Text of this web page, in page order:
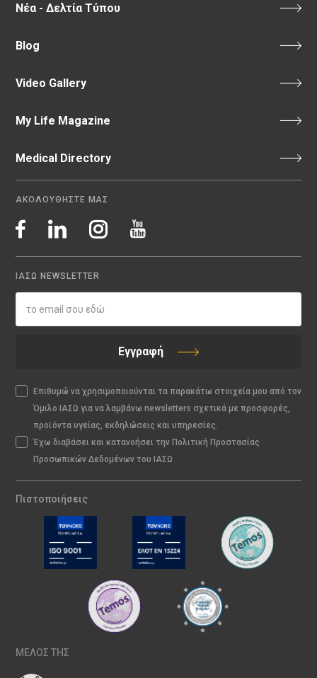
Νέα - Δελτία Τύπου
Blog
Video Gallery
My Life Magazine
Medical Directory
ΑΚΟΛΟΥΘΗΣΤΕ ΜΑΣ
ΙΑΣΩ NEWSLETTER
Εγγραφή
Επιθυμώ να χρησιμοποιούνται τα παρακάτω στοιχεία μου από τον
Όμιλο ΙΑΣΩ για να λαμβάνω newsletters σχετικά με προσφορές,
προϊόντα υγείας, εκδηλώσεις και υπηρεσίες.
Έχω διαβάσει και κατανοήσει την Πολιτική Προστασίας
Προσωπικών Δεδομένων του ΙΑΣΩ
Πιστοποιήσεις
ΜΕΛΟΣ ΤΗΣ